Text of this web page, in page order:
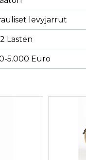
levyjarrut
Lasten
5.000 Euro